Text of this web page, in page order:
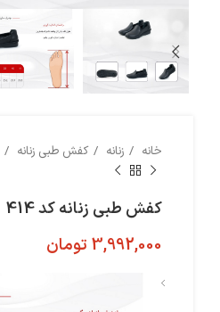
خانه زنانه کفش طبی زنانه
کفش طبی زنانه کد 414
3,992,000 تومان